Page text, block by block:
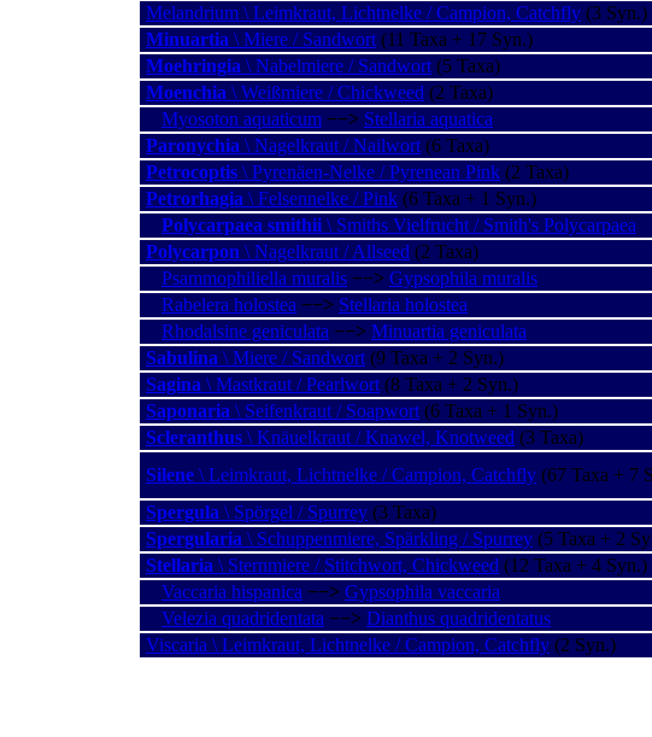
Melandrium \ Leimkraut, Lichtnelke / Campion, Catchfly (3 Syn.)
Minuartia \ Miere / Sandwort (11 Taxa + 17 Syn.)
Moehringia \ Nabelmiere / Sandwort (5 Taxa)
Moenchia \ Weißmiere / Chickweed (2 Taxa)
Myosoton aquaticum −−> Stellaria aquatica
Paronychia \ Nagelkraut / Nailwort (6 Taxa)
Petrocoptis \ Pyrenäen-Nelke / Pyrenean Pink (2 Taxa)
Petrorhagia \ Felsennelke / Pink (6 Taxa + 1 Syn.)
Polycarpaea smithii \ Smiths Vielfrucht / Smith's Polycarpaea
Polycarpon \ Nagelkraut / Allseed (2 Taxa)
Psammophiliella muralis −−> Gypsophila muralis
Rabelera holostea −−> Stellaria holostea
Rhodalsine geniculata −−> Minuartia geniculata
Sabulina \ Miere / Sandwort (9 Taxa + 2 Syn.)
Sagina \ Mastkraut / Pearlwort (8 Taxa + 2 Syn.)
Saponaria \ Seifenkraut / Soapwort (6 Taxa + 1 Syn.)
Scleranthus \ Knäuelkraut / Knawel, Knotweed (3 Taxa)
Silene \ Leimkraut, Lichtnelke / Campion, Catchfly (67 Taxa + 7
Spergula \ Spörgel / Spurrey (3 Taxa)
Spergularia \ Schuppenmiere, Spärkling / Spurrey (5 Taxa + 2
Stellaria \ Sternmiere / Stitchwort, Chickweed (12 Taxa + 4 Syn.)
Vaccaria hispanica −−> Gypsophila vaccaria
Velezia quadridentata −−> Dianthus quadridentatus
Viscaria \ Leimkraut, Lichtnelke / Campion, Catchfly (2 Syn.)